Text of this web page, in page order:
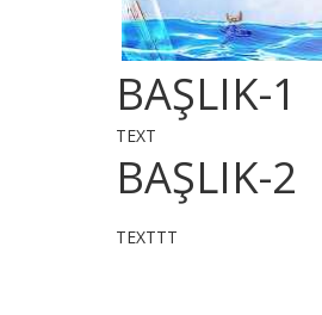
BAŞLIK-1
TEXT
BAŞLIK-2
TEXTTT